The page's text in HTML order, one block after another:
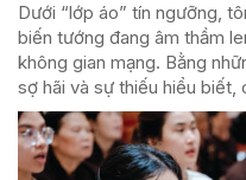
Dưới “lớp áo” tín ngưỡng,
biến tướng đang âm thầm
không gian mạng. Bằng
sợ hãi và sự thiếu hiểu biết,